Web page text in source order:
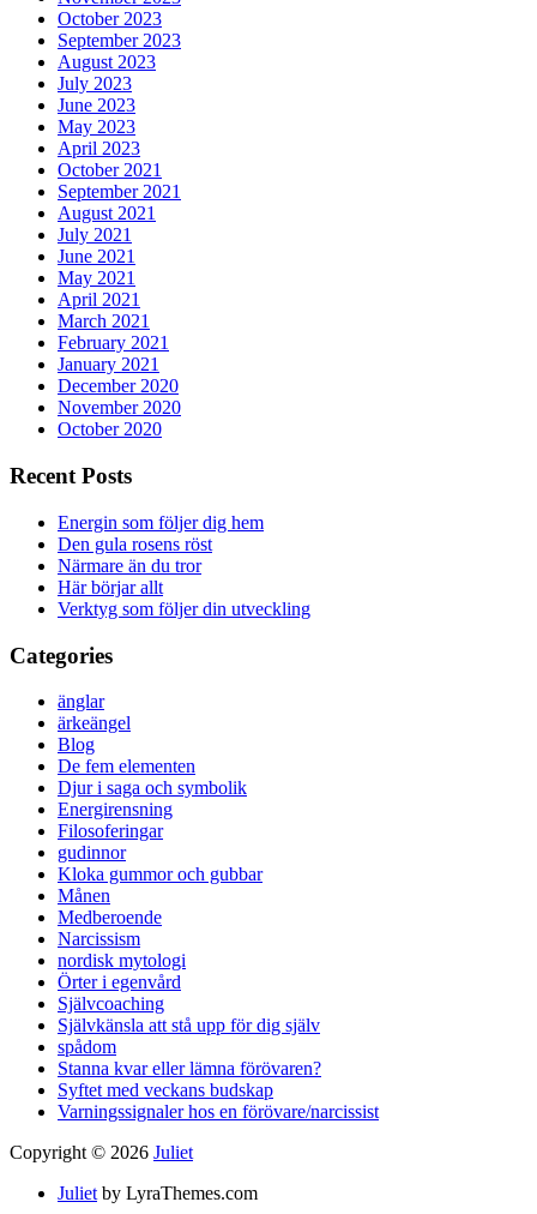
October 2023
September 2023
August 2023
July 2023
June 2023
May 2023
April 2023
October 2021
September 2021
August 2021
July 2021
June 2021
May 2021
April 2021
March 2021
February 2021
January 2021
December 2020
November 2020
October 2020
Recent Posts
Energin som följer dig hem
Den gula rosens röst
Närmare än du tror
Här börjar allt
Verktyg som följer din utveckling
Categories
änglar
ärkeängel
Blog
De fem elementen
Djur i saga och symbolik
Energirensning
Filosoferingar
gudinnor
Kloka gummor och gubbar
Månen
Medberoende
Narcissism
nordisk mytologi
Örter i egenvård
Självcoaching
Självkänsla att stå upp för dig själv
spådom
Stanna kvar eller lämna förövaren?
Syftet med veckans budskap
Varningssignaler hos en förövare/narcissist
Copyright © 2026 Juliet
Juliet by LyraThemes.com